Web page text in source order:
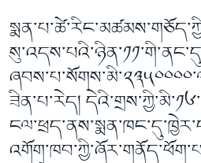
ཟིན་པ་རེད།